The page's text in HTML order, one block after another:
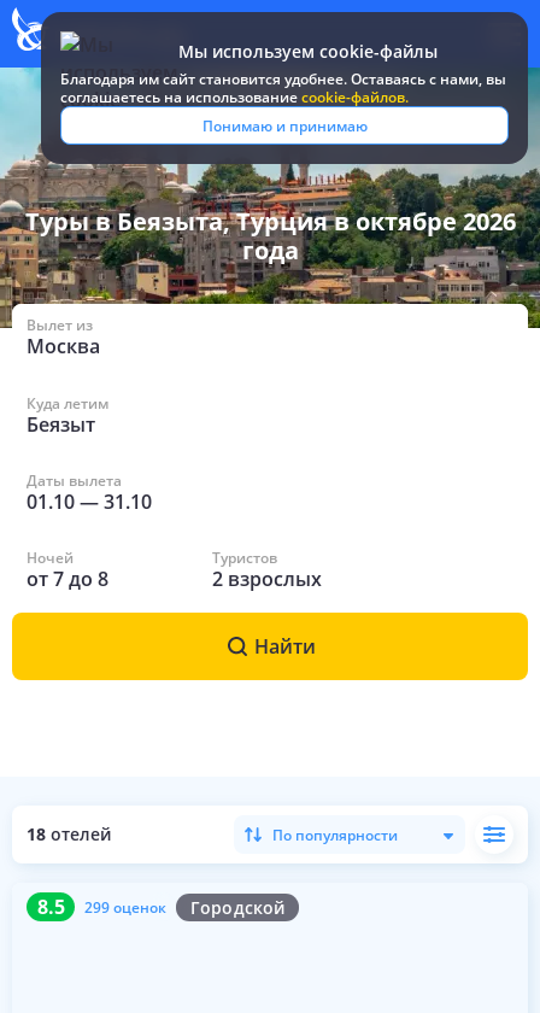
Мы используем cookie-файлы
Благодаря им сайт становится удобнее. Оставаясь c нами, вы
соглашаетесь на использованиеcookie-файлов.
Понимаю и принимаю
Все туры и
Турция /
в Беязыте в октябре 2026
Туры в Беязыта, Турция в октябре 2026
года
Вылет из
Москва
Куда летим
Беязыт
Даты вылета
01.10—31.10
Ночей
от7до 8
Туристов
2 взрослых
Найти
18 отелей По популярности
8.5 299 оценок Городской
8.5 299 оценок